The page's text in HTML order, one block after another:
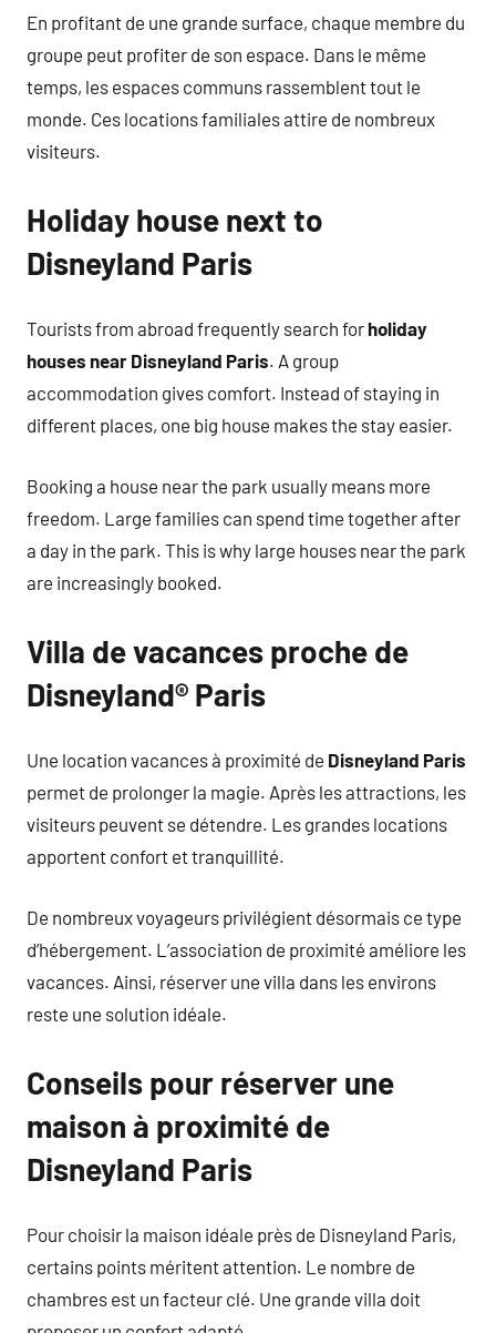
En profitant de une grande surface, chaque membre du
groupe peut profiter de son espace. Dans le même
temps, les espaces communs rassemblent tout le
monde. Ces locations familiales attire de nombreux
visiteurs.
Holiday house next to
Disneyland Paris
Tourists from abroad frequently search forholiday
houses near Disneyland Paris. A group
accommodation gives comfort. Instead of staying in
different places, one big house makes the stay easier.
Booking a house near the park usually means more
freedom. Large families can spend time together after
a day in the park. This is why large houses near the park
are increasingly booked.
Villa de vacances proche de
Disneyland® Paris
Une location vacances à proximité de Disneyland Paris
permet de prolonger la magie. Après les attractions, les
visiteurs peuvent se détendre. Les grandes locations
apportent confort et tranquillité.
De nombreux voyageurs privilégient désormais ce type
d’hébergement. L’association de proximité améliore les
vacances. Ainsi, réserver une villa dans les environs
reste une solution idéale.
Conseils pour réserver une
maison à proximité de
Disneyland Paris
Pour choisir la maison idéale près de Disneyland Paris,
certains points méritent attention. Le nombre de
chambres est un facteur clé. Une grande villa doit